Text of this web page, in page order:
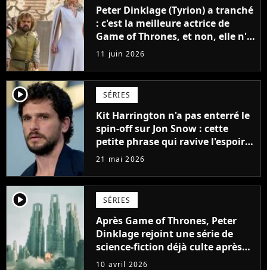
Peter Dinklage (Tyrion) a tranché
: c'est la meilleure actrice de
Game of Thrones, et non, elle n'a
pas joué Daenerys
11 juin 2026
player2 SÉRIES
Kit Harrington n'a pas enterré le
spin-off sur Jon Snow : cette
petite phrase qui ravive l'espoir
des fans de Game of Thrones
21 mai 2026
player2 SÉRIES
Après Game of Thrones, Peter
Dinklage rejoint une série de
science-fiction déjà culte après
une seule saison
10 avril 2026